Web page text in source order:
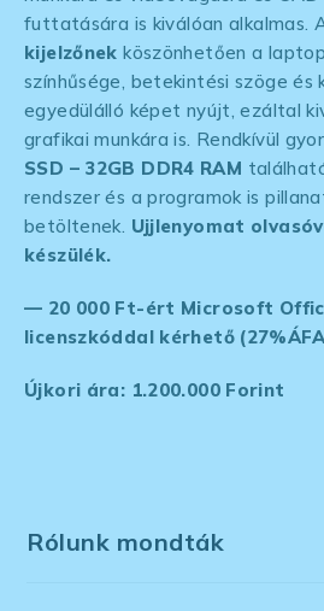
futtatására is kiválóan alkalmas.
kijelzőnek köszönhetően a
színhűsége, betekintési szöge és
egyedülálló képet nyújt, ezáltal
grafikai munkára is. Rendkívül
SSD – 32GB DDR4 RAM
rendszer és a programok is
betöltenek. Ujjlenyomat
készülék.
— 20 000 Ft-ért Microsoft
licenszkóddal kérhető
Újkori ára: 1.200.000 Forint
Rólunk mondták